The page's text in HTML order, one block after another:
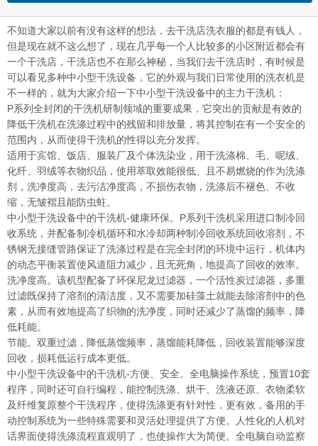
不知道大家以前有没有这样的想法，去干洗店洗衣服的都是有钱人，
但是现在就不这么想了，现在几乎每一个人比较多的小区附近都会有
一个干洗店，干洗店也不在那么神秘，当我们去干洗店时，有时候是
可以看见多种中小型干洗设备，它的外观与我们日常使用的洗衣机是
不一样的，就为大家介绍一下中小型干洗设备中的主力干洗机：
P系列全封闭的干洗机研制领域的重要成果，它突出的贡献是有效的
降低干洗机在洗涤过程中的残留和排放量，将其控制在有一个安全的
范围内，从而使得干洗机的性得以充分发挥。
适用于宾馆、饭店、服装厂及个体洗染业，用于洗涤棉、毛、呢绒、
化纤、羽绒等衣物织品，使用萃取效能很低、且不易燃烧的作为洗涤
剂，洗净度高，去污洁净度高，不损伤衣物，洗涤后不褪色、不收
缩，无皱褶且能防虫蛀。
中小型干洗设备中的干洗机-健康环保。P系列干洗机采用进口制冷回
收系统，并配备制冷机循环和水冷却两种制冷回收系统回收溶剂，不
锈钢无接缝管路保证了洗涤过程是在完全封闭的环境中运行，机体内
的动态平衡装置使风道阻力减少，且无死角，地提高了回收的效率。
洗净度高。该机型配备了环保尼龙过滤器，一个活性炭过滤器，多重
过滤既保持了溶剂的清洁度，又不需要加硅藻土就能去除溶剂中的色
素，从而有效地提高了织物的洗净度，同时还减少了蒸馏的频率，降
低耗能。
节能。双重过滤，降低蒸馏频率，蒸馏能耗降低，回收装置能够深度
回收，损耗低运行成本更低。
中小型干洗设备中的干洗机-方便、安全。全电脑操作系统，预置10套
程序，同时还可自行编程，能控制洗涤、烘干、洗液还原、衣物柔软
及纤维复原整个干洗程序，使得洗涤更有针对性，更有效，备用的手
动控制系统为一些特殊需要和灵活处理提供了方便。人性化的人机对
话界面使得洗涤流程直观明了，也使操作大为简便。全电脑自动监察